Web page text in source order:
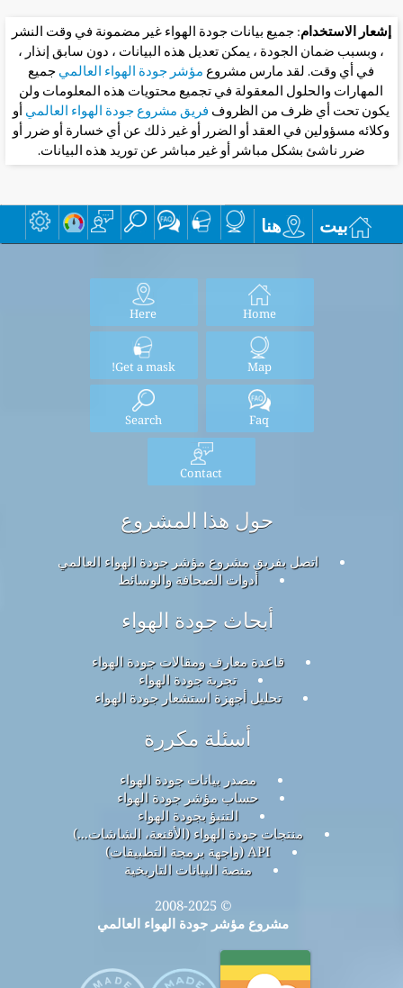
إشعار الاستخدام: جميع بيانات جودة الهواء غير مضمونة في وقت النشر
، وبسبب ضمان الجودة ، يمكن تعديل هذه البيانات ، دون سابق إنذار ،
في أي وقت. لقد مارس مشروعمؤشر جودة الهواء العالميجميع
المهارات والحلول المعقولة في تجميع محتويات هذه المعلومات ولن
يكون تحت أي ظرف من الظروففريق مشروع جودة الهواء العالميأو
وكلائه مسؤولين في العقد أو الضرر أو غير ذلك عن أي خسارة أو ضرر أو
ضرر ناشئ بشكل مباشر أو غير مباشر عن توريد هذه البيانات.
بيت هنا
Home
Here
Map
Get a mask!
Faq
Search
Contact
حول هذا المشروع
اتصل بفريق مشروع مؤشر جودة الهواء العالمي
أدوات الصحافة والوسائط
أبحاث جودة الهواء
قاعدة معارف ومقالات جودة الهواء
تجربة جودة الهواء
تحليل أجهزة استشعار جودة الهواء
أسئلة مكررة
مصدر بيانات جودة الهواء
حساب مؤشر جودة الهواء
التنبؤ بجودة الهواء
منتجات جودة الهواء (الأقنعة، الشاشات...)
API (واجهة برمجة التطبيقات)
منصة البيانات التاريخية
© 2008-2025
مشروع مؤشر جودة الهواء العالمي